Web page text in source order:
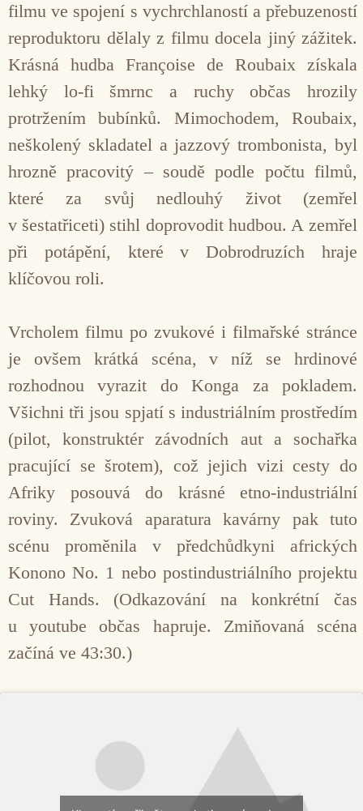
filmu ve spojení s vychrchlaností a přebuzeností
reproduktoru dělaly z filmu docela jiný zážitek.
Krásná hudba Françoise de Roubaix získala
lehký lo-fi šmrnc a ruchy občas hrozily
protržením bubínků. Mimochodem, Roubaix,
neškolený skladatel a jazzový trombonista, byl
hrozně pracovitý – soudě podle počtu filmů,
které za svůj nedlouhý život (zemřel
v šestatřiceti) stihl doprovodit hudbou. A zemřel
při potápění, které v Dobrodruzích hraje
klíčovou roli.
Vrcholem filmu po zvukové i filmařské stránce
je ovšem krátká scéna, v níž se hrdinové
rozhodnou vyrazit do Konga za pokladem.
Všichni tři jsou spjatí s industriálním prostředím
(pilot, konstruktér závodních aut a sochařka
pracující se šrotem), což jejich vizi cesty do
Afriky posouvá do krásné etno-industriální
roviny. Zvuková aparatura kavárny pak tuto
scénu proměnila v předchůdkyni afrických
Konono No. 1 nebo postindustriálního projektu
Cut Hands. (Odkazování na konkrétní čas
u youtube občas hapruje. Zmiňovaná scéna
začíná ve 43:30.)